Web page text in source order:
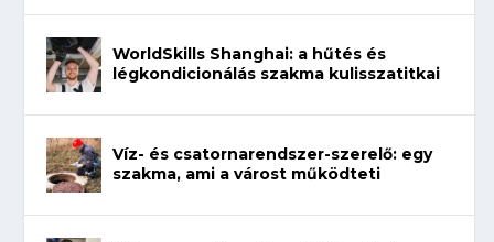
WorldSkills Shanghai: a hűtés és
légkondicionálás szakma kulisszatitkai
Víz- és csatornarendszer-szerelő: egy
szakma, ami a várost működteti